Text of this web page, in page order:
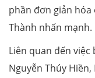
phần đơn giản
Thành nhấn mạnh.
Liên quan đến việc
Nguyễn Thúy